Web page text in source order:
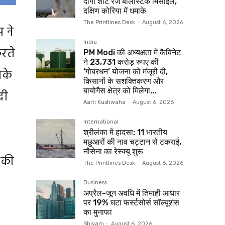
ने
दक्षिण कोरिया में धमाके
The Printlines Desk - August 6, 2026
India
PM Modi की अध्यक्षता में कैबिनेट
ने 23,731 करोड़ रुपए की
‘गोबरधन’ योजना को मंजूरी दी,
किसानों के सशक्तिकरण और
बायोगैस क्षेत्र को मिलेगा...
Aarti Kushwaha - August 6, 2026
International
श्रीलंका में हादसा: 11 भारतीय
मछुआरों की नाव चट्टान से टकराई,
नौसेना का रेस्क्यू शुरू
The Printlines Desk - August 6, 2026
Business
अप्रैल-जून अवधि में तिमाही आधार
पर 19% घटा फर्स्टसोर्स सॉल्यूशंस
का मुनाफा
Shivam - August 6, 2026